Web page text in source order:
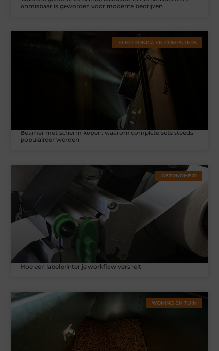
onmisbaar is geworden voor moderne bedrijven
ELECTRONICA EN COMPUTERS
Beamer met scherm kopen: waarom complete sets steeds
populairder worden
GEZONDHEID
Hoe een labelprinter je workflow versnelt
WONING EN TUIN